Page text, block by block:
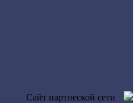
Сайт партнеской сети